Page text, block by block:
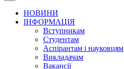
НОВИНИ
ІНФОРМАЦІЯ
Вступникам
Студентам
Аспірантам і науковцям
Викладачам
Вакансії